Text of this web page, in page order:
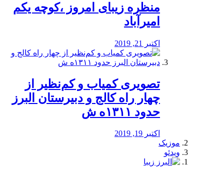
منظره‌‌ زیبای امروز ،کوچه یکم
امیرآباد
اکتبر 21, 2019
️تصویری کمیاب و کم‌نظیر از
چهار راه كالج و دبيرستان البرز
حدود ۱۳۱۱ه ش
اکتبر 19, 2019
موزیک
ویدئو